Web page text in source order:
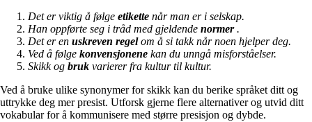
Det er viktig å følge etikette når man er i selskap.
Han oppførte seg i tråd med gjeldende normer.
Det er en uskreven regelom å si takk når noen hjelper deg.
Ved å følge konvensjonene kan du unngå misforståelser.
Skikk og bruk varierer fra kultur til kultur.
Ved å bruke ulike synonymer for skikk kan du berike språket ditt og
uttrykke deg mer presist. Utforsk gjerne flere alternativer og utvid ditt
vokabular for å kommunisere med større presisjon og dybde.